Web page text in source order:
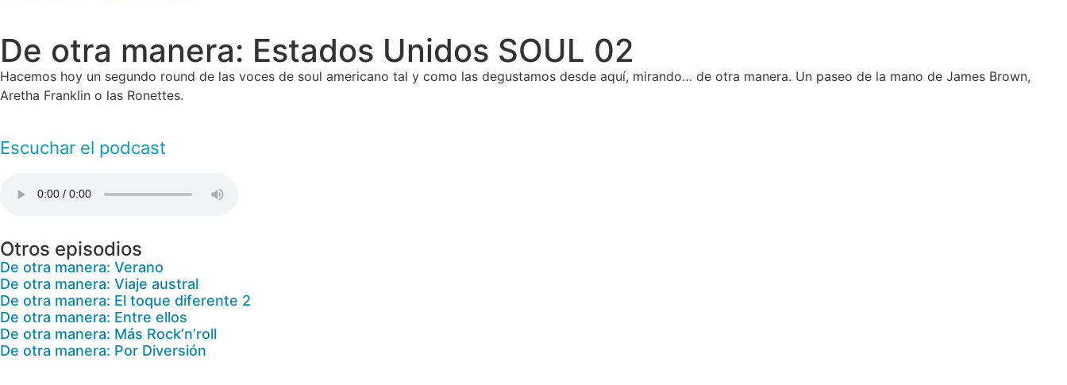
De otra manera: Estados Unidos SOUL 02
Hacemos hoy un segundo round de las voces de soul americano tal y como las degustamos desde aquí, mirando… de otra manera. Un paseo de la mano de James Brown,
Aretha Franklin o las Ronettes.
Escuchar el podcast
Otros episodios
De otra manera: Verano
De otra manera: Viaje austral
De otra manera: El toque diferente 2
De otra manera: Entre ellos
De otra manera: Más Rock’n’roll
De otra manera: Por Diversión